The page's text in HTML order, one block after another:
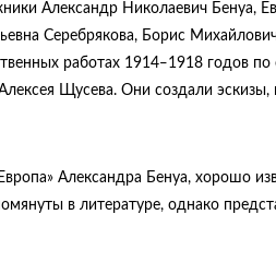
Александр Николаевич Бенуа,
Серебрякова, Борис
работах 1914‒1918 годов
Щусева. Они создали
Александра Бенуа, хорошо
в литературе, однако